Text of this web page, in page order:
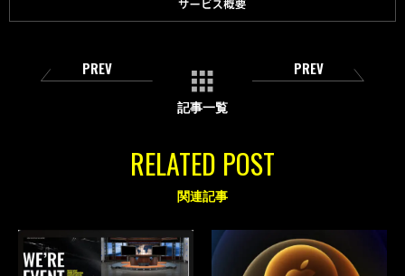
PREV
記事一覧
PREV
RELATED POST
関連記事